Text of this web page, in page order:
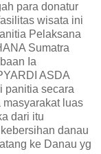
para donatur
wisata ini
Pelaksana
Sumatra
Ia
ASDA
panitia secara
luas
dari itu
danau
ke Danau yg